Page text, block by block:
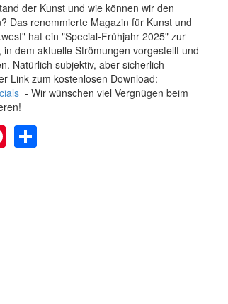
der Kunst und wie können wir den
Das renommierte Magazin für Kunst und
hat ein "Special-Frühjahr 2025" zur
in dem aktuelle Strömungen vorgestellt und
Natürlich subjektiv, aber sicherlich
Link zum kostenlosen Download:
- Wir wünschen viel Vergnügen beim
Pinterest